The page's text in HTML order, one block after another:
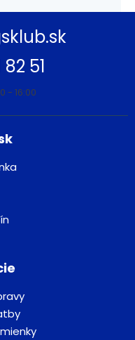
51
- 16:00